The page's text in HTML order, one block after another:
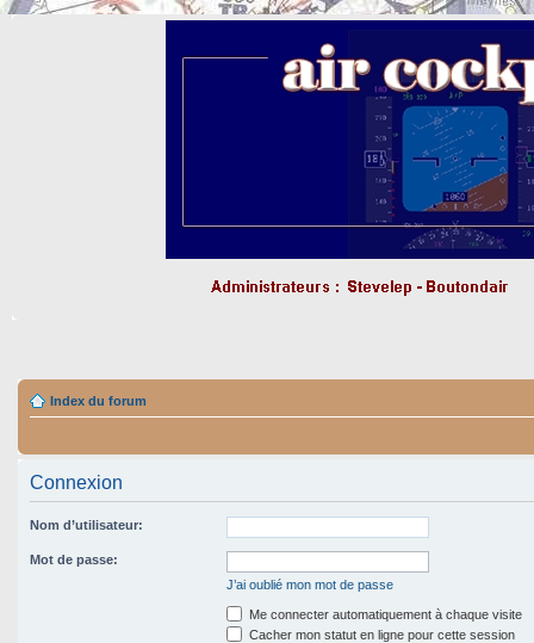
Index du forum
Connexion
Nom d’utilisateur:
Mot de passe:
J’ai oublié mon mot de passe
Me connecter automatiquement à chaque visite
Cacher mon statut en ligne pour cette session